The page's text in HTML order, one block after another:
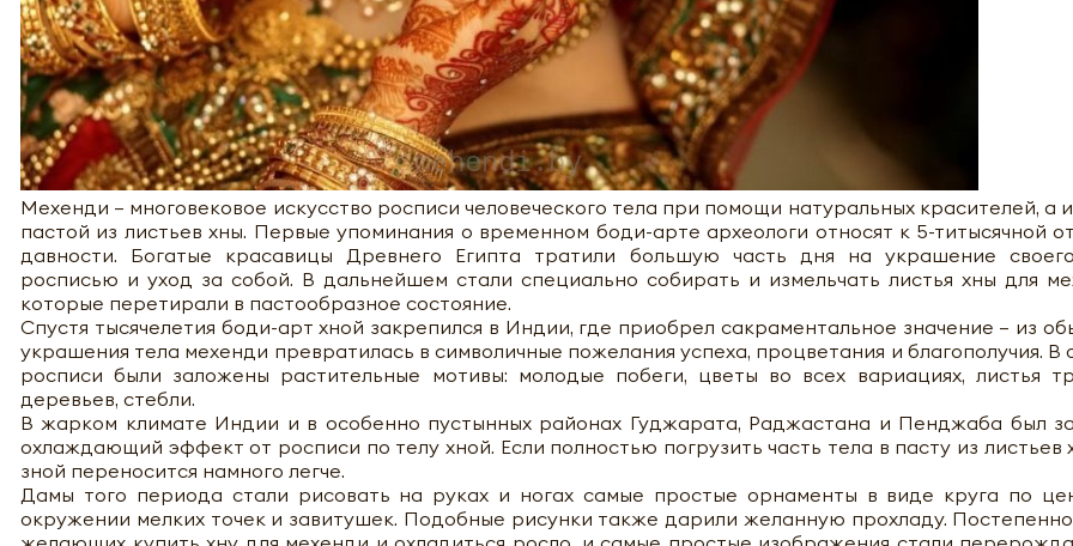
Мехенди — многовековое искусство росписи человеческого тела при помощи натуральных красителей, а
пастой из листьев хны. Первые упоминания о временном боди-арте археологи относят к 5-титысячной
давности. Богатые красавицы Древнего Египта тратили большую часть дня на украшение
росписью и уход за собой. В дальнейшем стали специально собирать и измельчать листья хны для
которые перетирали в пастообразное состояние.
Спустя тысячелетия боди-арт хной закрепился в Индии, где приобрел сакраментальное значение — из
украшения тела мехенди превратилась в символичные пожелания успеха, процветания и благополучия. В
росписи были заложены растительные мотивы: молодые побеги, цветы во всех вариациях, листья
деревьев, стебли.
В жарком климате Индии и в особенно пустынных районах Гуджарата, Раджастана и Пенджаба был
охлаждающий эффект от росписи по телу хной. Если полностью погрузить часть тела в пасту из листьев
зной переносится намного легче.
Дамы того периода стали рисовать на руках и ногах самые простые орнаменты в виде круга по
окружении мелких точек и завитушек. Подобные рисунки также дарили желанную прохладу.